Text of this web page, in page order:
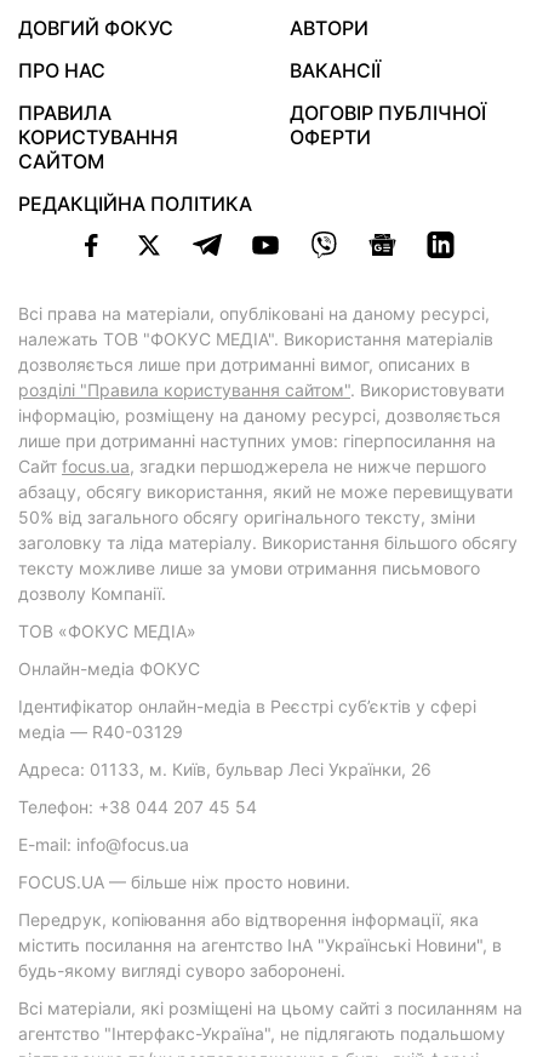
ДОВГИЙ ФОКУС
АВТОРИ
ПРО НАС
ВАКАНСІЇ
ПРАВИЛА
КОРИСТУВАННЯ
САЙТОМ
ДОГОВІР ПУБЛІЧНОЇ
ОФЕРТИ
РЕДАКЦІЙНА ПОЛІТИКА
Всі права на матеріали, опубліковані на даному ресурсі,
належать ТОВ "ФОКУС МЕДІА". Використання матеріалів
дозволяється лише при дотриманні вимог, описаних в
розділі "Правила користування сайтом". Використовувати
інформацію, розміщену на даному ресурсі, дозволяється
лише при дотриманні наступних умов: гіперпосилання на
Cайт focus.ua, згадки першоджерела не нижче першого
абзацу, обсягу використання, який не може перевищувати
50% від загального обсягу оригінального тексту, зміни
заголовку та ліда матеріалу. Використання більшого обсягу
тексту можливе лише за умови отримання письмового
дозволу Компанії.
ТОВ «ФОКУС МЕДІА»
Онлайн-медіа ФОКУС
Ідентифікатор онлайн-медіа в Реєстрі суб’єктів у сфері
медіа — R40-03129
Адреса: 01133, м. Київ, бульвар Лесі Українки, 26
Телефон: +38 044 207 45 54
E-mail: info@focus.ua
FOCUS.UA — більше ніж просто новини.
Передрук, копіювання або відтворення інформації, яка
містить посилання на агентство ІнА "Українські Новини", в
будь-якому вигляді суворо заборонені.
Всі матеріали, які розміщені на цьому сайті з посиланням на
агентство "Інтерфакс-Україна", не підлягають подальшому